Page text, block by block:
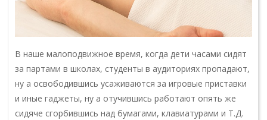
В наше малоподвижное время, когда дети часами сидят
за партами в школах, студенты в аудиториях пропадают,
ну а освободившись усаживаются за игровые приставки
и иные гаджеты, ну а отучившись работают опять же
сидяче сгорбившись над бумагами, клавиатурами и Т.Д.